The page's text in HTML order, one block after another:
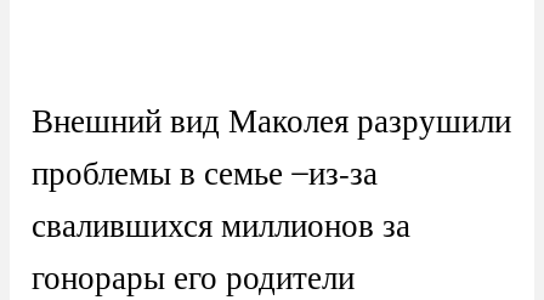
Внешний вид Маколея разрушили
проблемы в семье ̶ из-за
свалившихся миллионов за
гонорары его родители